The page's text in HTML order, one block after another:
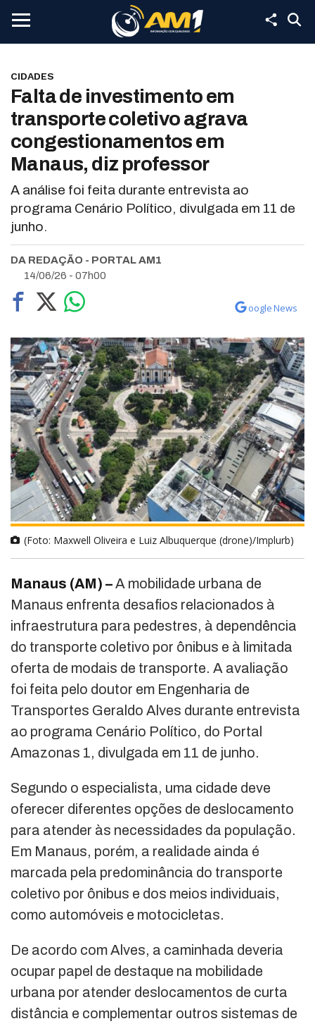
CIDADES
Falta de investimento em
transporte coletivo agrava
congestionamentos em
Manaus, diz professor
A análise foi feita durante entrevista ao
programa Cenário Político, divulgada em 11 de
junho.
DA REDAÇÃO - PORTAL AM1
14/06/26 - 07h00
oogle News
(Foto: Maxwell Oliveira e Luiz Albuquerque (drone)/Implurb)
Manaus (AM) –A mobilidade urbana de
Manaus enfrenta desafios relacionados à
infraestrutura para pedestres, à dependência
do transporte coletivo por ônibus e à limitada
oferta de modais de transporte. A avaliação
foi feita pelo doutor em Engenharia de
Transportes Geraldo Alves durante entrevista
ao programa Cenário Político, do Portal
Amazonas 1, divulgada em 11 de junho.
Segundo o especialista, uma cidade deve
oferecer diferentes opções de deslocamento
para atender às necessidades da população.
Em Manaus, porém, a realidade ainda é
marcada pela predominância do transporte
coletivo por ônibus e dos meios individuais,
como automóveis e motocicletas.
De acordo com Alves, a caminhada deveria
ocupar papel de destaque na mobilidade
urbana por atender deslocamentos de curta
distância e complementar outros sistemas de